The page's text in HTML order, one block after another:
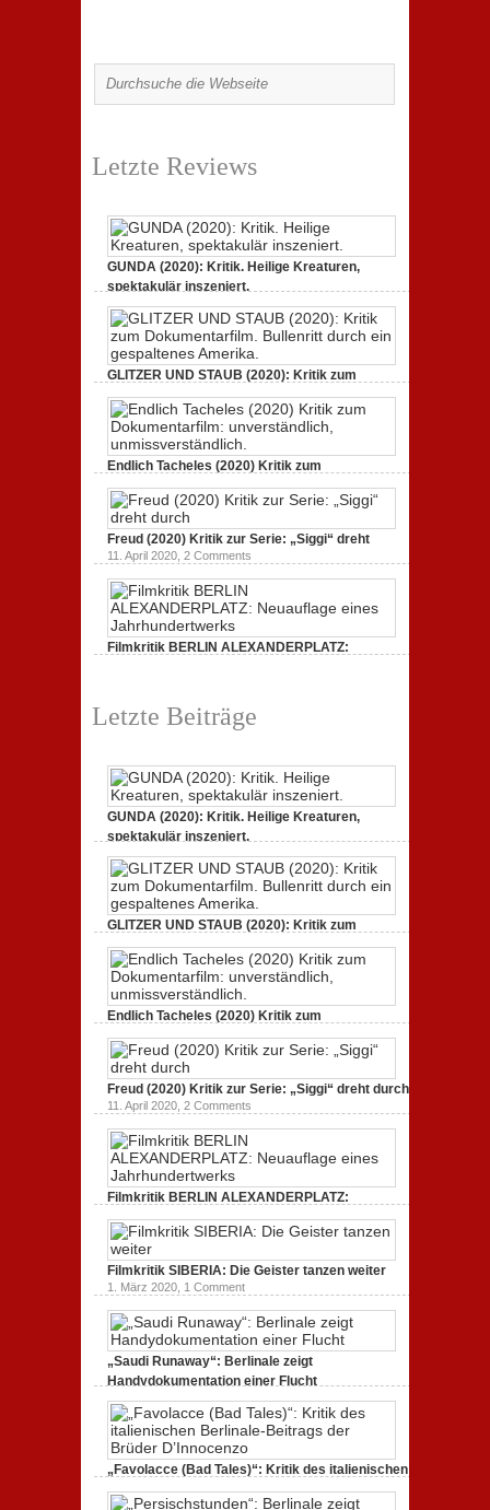
Letzte Reviews
GUNDA (2020): Kritik. Heilige Kreaturen,
spektakulär inszeniert.
GLITZER UND STAUB (2020): Kritik zum
Dokumentarfilm.
3. Oktober 2020,2 Comments
Endlich Tacheles (2020) Kritik zum
Dokumentarfilm: unverständlich,
19. Mai 2020,0 Comments
Freud (2020) Kritik zur Serie: „Siggi“ dreht
11. April 2020, 2 Comments
Filmkritik BERLIN ALEXANDERPLATZ:
Letzte Beiträge
GUNDA (2020): Kritik. Heilige Kreaturen,
spektakulär inszeniert.
GLITZER UND STAUB (2020): Kritik zum
Dokumentarfilm. Bullenritt durch ein
gespaltenes Amerika.
3. Oktober 2020,2 Comments
Endlich Tacheles (2020) Kritik zum
Dokumentarfilm: unverständlich,
unmissverständlich.
19. Mai 2020,0 Comments
Freud (2020) Kritik zur Serie: „Siggi“ dreht durch
11. April 2020, 2 Comments
Filmkritik BERLIN ALEXANDERPLATZ:
Neuauflage eines Jahrhundertwerks
1. März 2020,2 Comments
Filmkritik SIBERIA: Die Geister tanzen weiter
1. März 2020, 1 Comment
„Saudi Runaway“: Berlinale zeigt
Handydokumentation einer Flucht
„Favolacce (Bad Tales)“: Kritik des italienischen
Berlinale-Beitrags der Brüder D’Innocenzo
25. Februar 2020,2 Comments